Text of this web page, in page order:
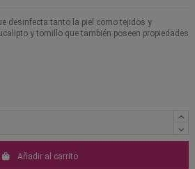
desinfecta tanto la piel como tejidos y
y tomillo que también poseen propiedades
Añadir al carrito